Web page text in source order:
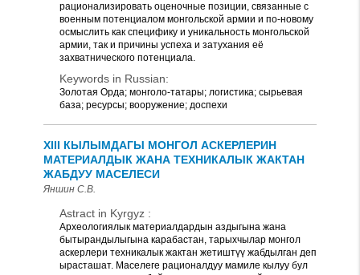
рационализировать оценочные позиции, связанные с
военным потенциалом монгольской армии и по-новому
осмыслить как специфику и уникальность монгольской
армии, так и причины успеха и затухания её
захватнического потенциала.
Keywords in Russian:
Золотая Орда; монголо-татары; логистика; сырьевая
база; ресурсы; вооружение; доспехи
XIII КЫЛЫМДАГЫ МОНГОЛ АСКЕРЛЕРИН
МАТЕРИАЛДЫК ЖАНА ТЕХНИКАЛЫК ЖАКТАН
ЖАБДУУ МАСЕЛЕСИ
Яншин С.В.
Astract in Kyrgyz :
Археологиялык материалдардын аздыгына жана
бытырандылыгына карабастан, тарыхчылар монгол
аскерлери техникалык жактан жетиштүү жабдылган деп
ырасташат. Маселеге рационалдуу мамиле кылуу бул